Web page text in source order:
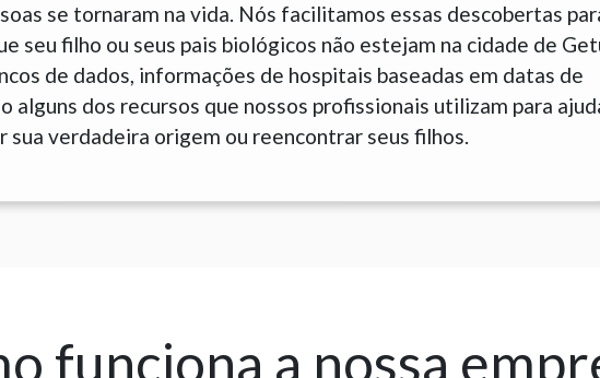
se tornaram na vida. Nós facilitamos essas descobertas
seu filho ou seus pais biológicos não estejam na cidade de
de dados, informações de hospitais baseadas em datas de
alguns dos recursos que nossos profissionais utilizam para
sua verdadeira origem ou reencontrar seus filhos.
funciona a nossa